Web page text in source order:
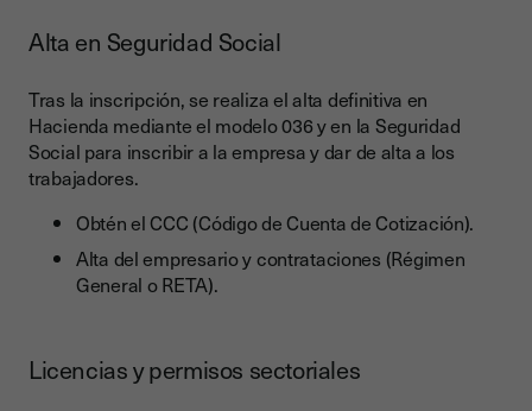
Alta en Seguridad Social
Tras la inscripción, se realiza el alta definitiva en
Hacienda mediante el modelo 036 y en la Seguridad
Social para inscribir a la empresa y dar de alta a los
trabajadores.
Obtén el CCC (Código de Cuenta de Cotización).
Alta del empresario y contrataciones (Régimen
General o RETA).
Licencias y permisos sectoriales